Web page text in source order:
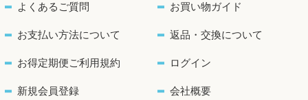
よくあるご質問 お買い物ガイド
お支払い方法について 返品・交換について
お得定期便ご利用規約 ログイン
新規会員登録 会社概要